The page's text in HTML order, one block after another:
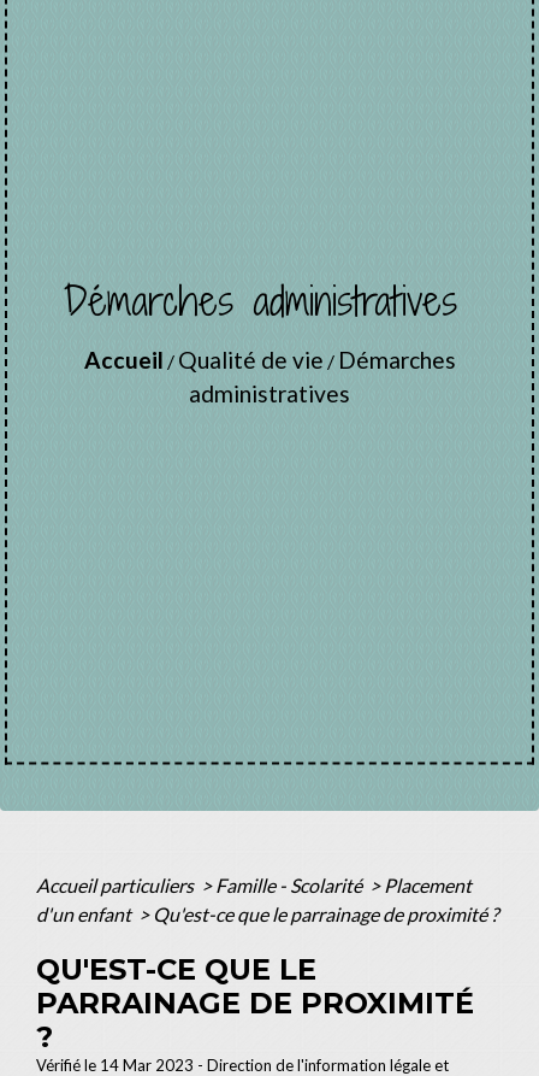
Démarches administratives
Accueil / Qualité de vie / Démarches
administratives
Accueil particuliers > Famille - Scolarité > Placement
d'un enfant > Qu'est-ce que le parrainage de proximité ?
QU'EST-CE QUE LE
PARRAINAGE DE PROXIMITÉ
?
Vérifié le 14 Mar 2023 - Direction de l'information légale et